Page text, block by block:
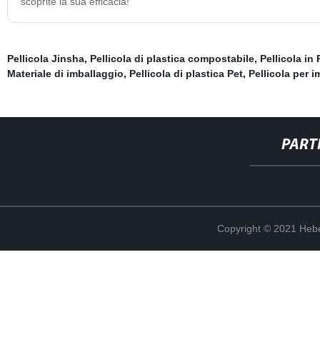
Pellicola Jinsha, Pellicola di plastica compostabile, Pellicola in
Materiale di imballaggio, Pellicola di plastica Pet, Pellicola per
Copyright © 2021